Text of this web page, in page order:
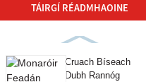
TÁIRGÍ RÉADMHAOINE
Cruach Bíseach
Dubh Rannóg